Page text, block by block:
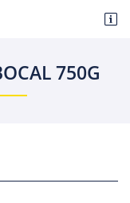

750G